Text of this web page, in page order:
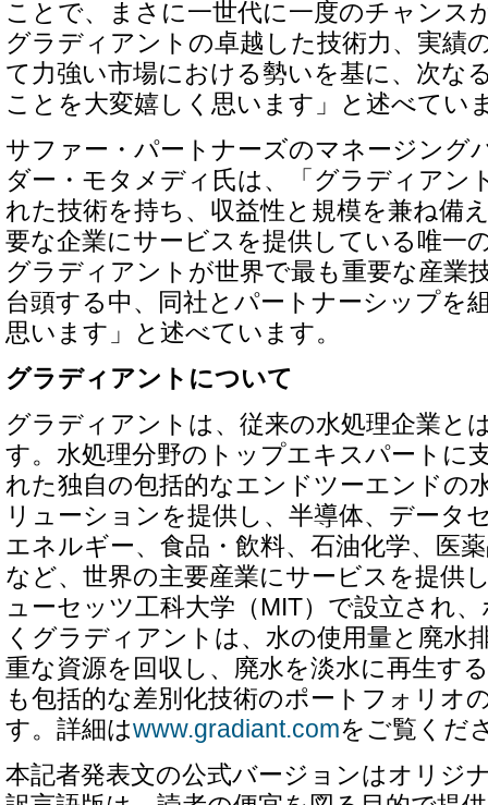
ことで、まさに一世代に一度のチャンス
グラディアントの卓越した技術力、実績
て力強い市場における勢いを基に、次な
ことを大変嬉しく思います」と述べてい
サファー・パートナーズのマネージング
ダー・モタメディ氏は、「グラディアン
れた技術を持ち、収益性と規模を兼ね備
要な企業にサービスを提供している唯一
グラディアントが世界で最も重要な産業
台頭する中、同社とパートナーシップを
思います」と述べています。
グラディアントについて
グラディアントは、従来の水処理企業と
す。水処理分野のトップエキスパートに
れた独自の包括的なエンドツーエンドの
リューションを提供し、半導体、データ
エネルギー、食品・飲料、石油化学、医
など、世界の主要産業にサービスを提供
ューセッツ工科大学（MIT）で設立され
くグラディアントは、水の使用量と廃水
重な資源を回収し、廃水を淡水に再生す
も包括的な差別化技術のポートフォリオ
す。詳細はwww.gradiant.comをご覧くだ
本記者発表文の公式バージョンはオリジ